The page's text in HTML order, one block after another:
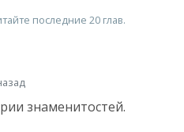
последние 20 глав.
знаменитостей.